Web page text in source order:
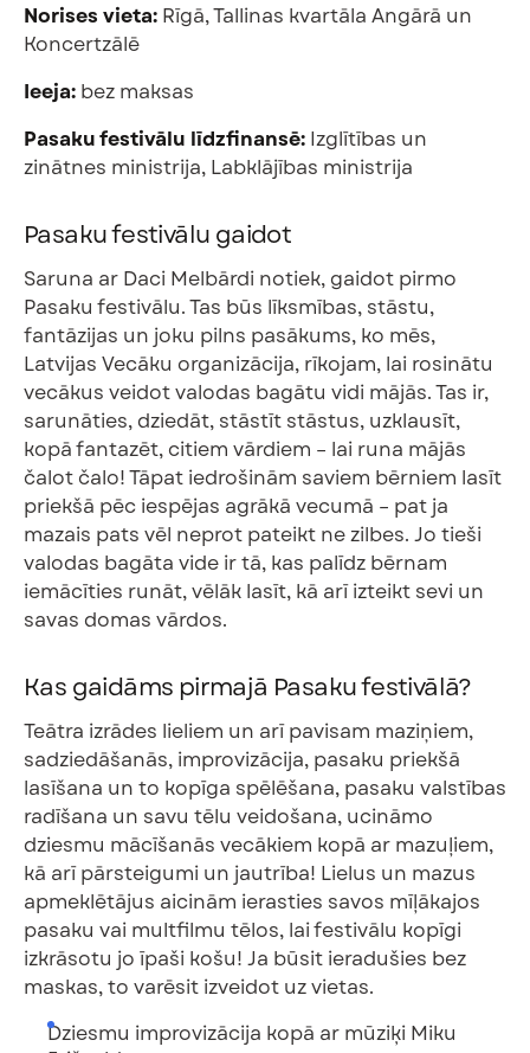
Norises vieta: Rīgā, Tallinas kvartāla Angārā un
Koncertzālē
Ieeja: bez maksas
Pasaku festivālu līdzfinansē: Izglītības un
zinātnes ministrija, Labklājības ministrija
Pasaku festivālu gaidot
Saruna ar Daci Melbārdi notiek, gaidot pirmo
Pasaku festivālu. Tas būs līksmības, stāstu,
fantāzijas un joku pilns pasākums, ko mēs,
Latvijas Vecāku organizācija, rīkojam, lai rosinātu
vecākus veidot valodas bagātu vidi mājās. Tas ir,
sarunāties, dziedāt, stāstīt stāstus, uzklausīt,
kopā fantazēt, citiem vārdiem – lai runa mājās
čalot čalo! Tāpat iedrošinām saviem bērniem lasīt
priekšā pēc iespējas agrākā vecumā – pat ja
mazais pats vēl neprot pateikt ne zilbes. Jo tieši
valodas bagāta vide ir tā, kas palīdz bērnam
iemācīties runāt, vēlāk lasīt, kā arī izteikt sevi un
savas domas vārdos.
Kas gaidāms pirmajā Pasaku festivālā?
Teātra izrādes lieliem un arī pavisam maziņiem,
sadziedāšanās, improvizācija, pasaku priekšā
lasīšana un to kopīga spēlēšana, pasaku valstības
radīšana un savu tēlu veidošana, ucināmo
dziesmu mācīšanās vecākiem kopā ar mazuļiem,
kā arī pārsteigumi un jautrība! Lielus un mazus
apmeklētājus aicinām ierasties savos mīļākajos
pasaku vai multfilmu tēlos, lai festivālu kopīgi
izkrāsotu jo īpaši košu! Ja būsit ieradušies bez
maskas, to varēsit izveidot uz vietas.
Dziesmu improvizācija kopā ar mūziķi Miku